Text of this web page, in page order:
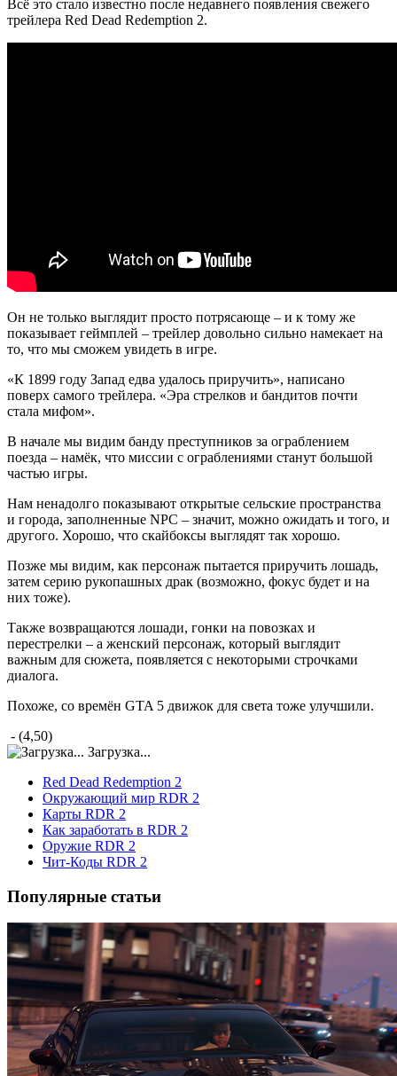
Всё это стало известно после недавнего появления свежего
трейлера Red Dead Redemption 2.
Он не только выглядит просто потрясающе – и к тому же
показывает геймплей – трейлер довольно сильно намекает на
то, что мы сможем увидеть в игре.
«К 1899 году Запад едва удалось приручить», написано
поверх самого трейлера. «Эра стрелков и бандитов почти
стала мифом».
В начале мы видим банду преступников за ограблением
поезда – намёк, что миссии с ограблениями станут большой
частью игры.
Нам ненадолго показывают открытые сельские пространства
и города, заполненные NPC – значит, можно ожидать и того, и
другого. Хорошо, что скайбоксы выглядят так хорошо.
Позже мы видим, как персонаж пытается приручить лошадь,
затем серию рукопашных драк (возможно, фокус будет и на
них тоже).
Также возвращаются лошади, гонки на повозках и
перестрелки – а женский персонаж, который выглядит
важным для сюжета, появляется с некоторыми строчками
диалога.
Похоже, со времён GTA 5 движок для света тоже улучшили.
- (4,50)
Загрузка...
Red Dead Redemption 2
Окружающий мир RDR 2
Карты RDR 2
Как заработать в RDR 2
Оружие RDR 2
Чит-Коды RDR 2
Популярные статьи